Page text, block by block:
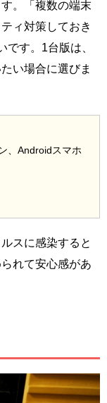
。「複数の端末
ィ対策しておき
す。1台版は、
い場合に選びま
、Androidスマホ
スに感染すると
れて安心感があ